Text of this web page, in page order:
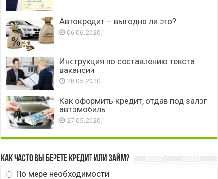
Автокредит – выгодно ли это?
06.06.2020
Инструкция по составлению текста
вакансии
28.05.2020
Как оформить кредит, отдав под залог
автомобиль
27.05.2020
Как часто вы берете кредит или займ?
По мере необходимости